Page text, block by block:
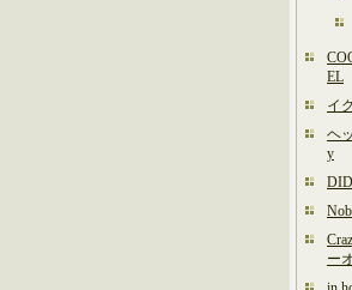
EL
イ
ヘ
y
DID
ー